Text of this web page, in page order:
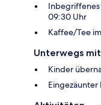
Inbegriffenes
09:30 Uhr
Kaffee/Tee
Unterwegs
Kinder
Eingezäunter